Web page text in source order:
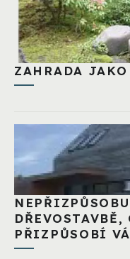
ZAHRADA JAKO
PŘIZPŮSOBÍ